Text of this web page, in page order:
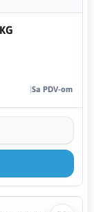
Sa PDV-om